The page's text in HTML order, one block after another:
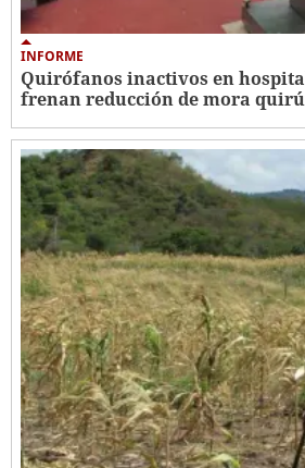
INFORME
Quirófanos inactivos en
frenan reducción de mora